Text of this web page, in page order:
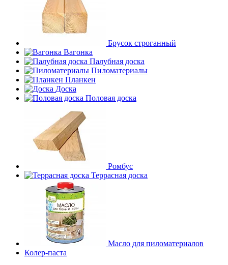
Брусок строганный
Вагонка
Палубная доска
Пиломатериалы
Планкен
Доска
Половая доска
Ромбус
Террасная доска
Масло для пиломатериалов
Колер-паста